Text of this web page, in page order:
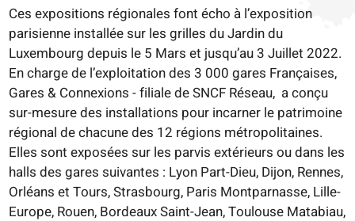
Ces expositions régionales font écho à l’exposition
parisienne installée sur les grilles du Jardin du
Luxembourg depuis le 5 Mars et jusqu’au 3 Juillet 2022.
En charge de l’exploitation des 3 000 gares Françaises,
Gares & Connexions - filiale de SNCF Réseau, a conçu
sur-mesure des installations pour incarner le patrimoine
régional de chacune des 12 régions métropolitaines.
Elles sont exposées sur les parvis extérieurs ou dans les
halls des gares suivantes : Lyon Part-Dieu, Dijon, Rennes,
Orléans et Tours, Strasbourg, Paris Montparnasse, Lille-
Europe, Rouen, Bordeaux Saint-Jean, Toulouse Matabiau,